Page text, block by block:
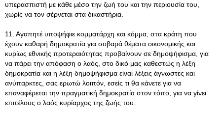
υπερασπιστή με κάθε μέσο την ζωή του και την περιουσία του,
χωρίς να τον σέρνεται στα δικαστήρια.
11. Αγαπητέ υποψήφιε κομματάρχη και κόμμα, στα κράτη που
έχουν καθαρή δημοκρατία για σοβαρά θέματα οικονομικής και
κυρίως εθνικής προτεραιότητας προβαίνουν σε δημοψήφισμα, για
να πάρει την απόφαση ο λαός, στο δικό μας καθεστώς η λέξη
δημοκρατία και η λέξη δημοψήφισμα είναι λέξεις άγνωστες και
ανύπαρκτες, σας ερωτώ λοιπόν, εσείς τι θα κάνετε για να
επαναφέρεται την πραγματική δημοκρατία στον τόπο, για να γίνει
επιτέλους ο λαός κυρίαρχος της ζωής του.